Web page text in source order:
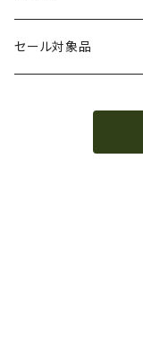
HTPLA
PA（ナイロン）
静電気放電（ESD）
アレルギー物質フリー
スプール単位
Bambuコイル対応
3DLAC
クリーニング
交換用スプール
セール対象品